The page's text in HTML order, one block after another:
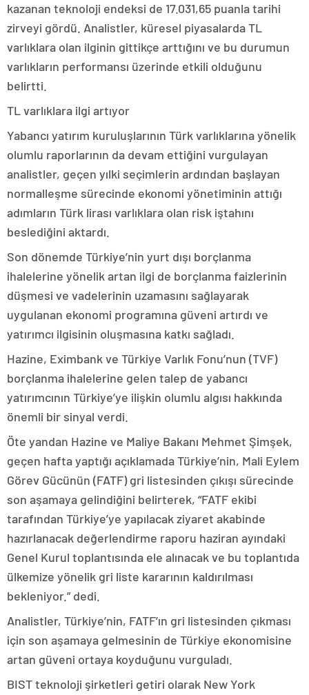
kazanan teknoloji endeksi de 17.031,65 puanla tarihi
zirveyi gördü. Analistler, küresel piyasalarda TL
varlıklara olan ilginin gittikçe arttığını ve bu durumun
varlıkların performansı üzerinde etkili olduğunu
belirtti.
TL varlıklara ilgi artıyor
Yabancı yatırım kuruluşlarının Türk varlıklarına yönelik
olumlu raporlarının da devam ettiğini vurgulayan
analistler, geçen yılki seçimlerin ardından başlayan
normalleşme sürecinde ekonomi yönetiminin attığı
adımların Türk lirası varlıklara olan risk iştahını
beslediğini aktardı.
Son dönemde Türkiye’nin yurt dışı borçlanma
ihalelerine yönelik artan ilgi de borçlanma faizlerinin
düşmesi ve vadelerinin uzamasını sağlayarak
uygulanan ekonomi programına güveni artırdı ve
yatırımcı ilgisinin oluşmasına katkı sağladı.
Hazine, Eximbank ve Türkiye Varlık Fonu’nun (TVF)
borçlanma ihalelerine gelen talep de yabancı
yatırımcının Türkiye’ye ilişkin olumlu algısı hakkında
önemli bir sinyal verdi.
Öte yandan Hazine ve Maliye Bakanı Mehmet Şimşek,
geçen hafta yaptığı açıklamada Türkiye’nin, Mali Eylem
Görev Gücünün (FATF) gri listesinden çıkışı sürecinde
son aşamaya gelindiğini belirterek, “FATF ekibi
tarafından Türkiye’ye yapılacak ziyaret akabinde
hazırlanacak değerlendirme raporu haziran ayındaki
Genel Kurul toplantısında ele alınacak ve bu toplantıda
ülkemize yönelik gri liste kararının kaldırılması
bekleniyor.” dedi.
Analistler, Türkiye’nin, FATF’ın gri listesinden çıkması
için son aşamaya gelmesinin de Türkiye ekonomisine
artan güveni ortaya koyduğunu vurguladı.
BIST teknoloji şirketleri getiri olarak New York